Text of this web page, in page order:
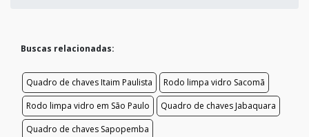
Buscas relacionadas:
Quadro de chaves Itaim Paulista
Rodo limpa vidro Sacomã
Rodo limpa vidro em São Paulo
Quadro de chaves Jabaquara
Quadro de chaves Sapopemba